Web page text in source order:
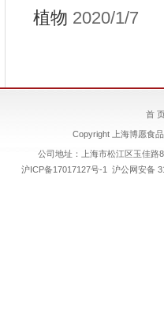
植物 2020/1/7
首
Copyright 上海博愿食
公司地址：上海市松江区玉佳路
沪ICP备17017127号-1
沪公网安备